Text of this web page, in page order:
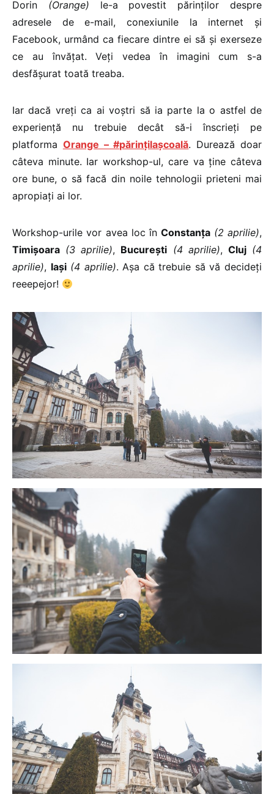
Dorin (Orange) le-a povestit părinților despre
adresele de e-mail, conexiunile la internet și
Facebook, urmând ca fiecare dintre ei să și exerseze
ce au învățat. Veți vedea în imagini cum s-a
desfășurat toată treaba.
Iar dacă vreți ca ai voștri să ia parte la o astfel de
experiență nu trebuie decât să-i înscrieți pe
platforma Orange – #părințilașcoală. Durează doar
câteva minute. Iar workshop-ul, care va ține câteva
ore bune, o să facă din noile tehnologii prieteni mai
apropiați ai lor.
Workshop-urile vor avea loc înConstanța (2 aprilie),
Timișoara (3 aprilie), București (4 aprilie), Cluj (4
aprilie), Iași (4 aprilie). Așa că trebuie să vă decideți
reeepejor!